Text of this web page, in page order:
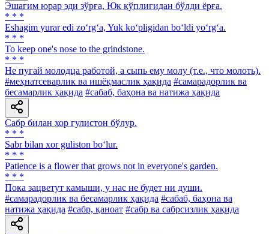
Эшагим юрар эди зўрға, Юк кўплигидан бўлди ёрға.
* * *
Eshagim yurar edi zo‘rg‘a, Yuk ko‘pligidan bo‘ldi yo‘rg‘a.
* * *
To keep one's nose to the grindstone.
* * *
He пугай молодца работой, а сыпь ему молу (т.е., что молоть).
#меҳнатсеварлик ва ишёқмаслик ҳақида #самарадорлик ва
бесамарлик ҳақида #сабаб, баҳона ва натижа ҳақида
Сабр билан хор гулистон бўлур.
* * *
Sabr bilan xor guliston bo‘lur.
* * *
Patience is a flower that grows not in everyone's garden.
* * *
Пока зацветут камыши, у нас не будет ни души.
#самарадорлик ва бесамарлик ҳақида #сабаб, баҳона ва
натижа ҳақида #сабр, қаноат #сабр ва сабрсизлик ҳақида